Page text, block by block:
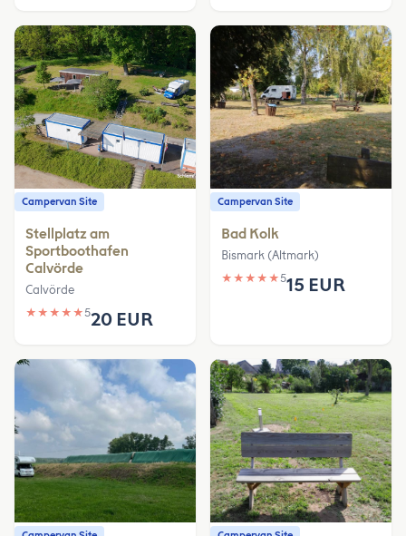
Campervan Site
Stellplatz am
Sportboothafen
Calvörde
Calvörde
★ ★ ★ ★ ★520 EUR
Campervan Site
Bad Kolk
Bismark (Altmark)
★ ★ ★ ★ ★515 EUR